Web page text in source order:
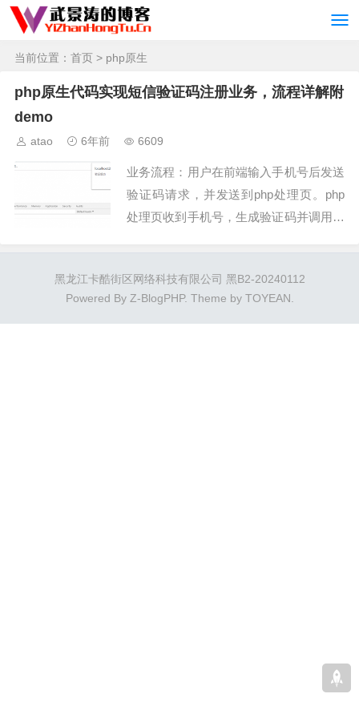
当前位置： 首页 > php原生
php原生代码实现短信验证码注册业务，流程详解附
demo
atao 6年前 6609
业务流程：用户在前端输入手机号后发送
验证码请求，并发送到php处理页。php
处理页收到手机号，生成验证码并调用短
处理页收到验...
黑龙江卡酷街区网络科技有限公司 黑B2-20240112
Powered By Z-BlogPHP. Theme by TOYEAN